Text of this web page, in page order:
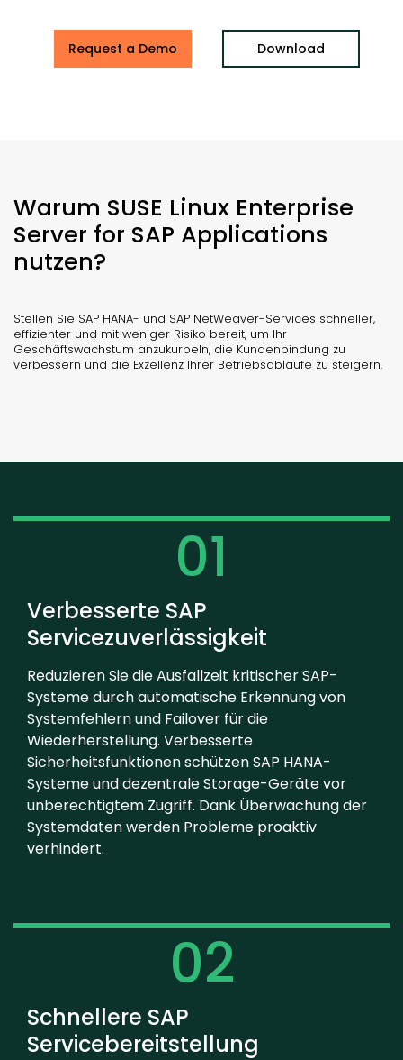
Request a Demo Download
Warum SUSE Linux Enterprise
Server for SAP Applications
nutzen?
Stellen Sie SAP HANA- und SAP NetWeaver-Services schneller,
effizienter und mit weniger Risiko bereit, um Ihr
Geschäftswachstum anzukurbeln, die Kundenbindung zu
verbessern und die Exzellenz Ihrer Betriebsabläufe zu steigern.
01
Verbesserte SAP
Servicezuverlässigkeit
Reduzieren Sie die Ausfallzeit kritischer SAP-
Systeme durch automatische Erkennung von
Systemfehlern und Failover für die
Wiederherstellung. Verbesserte
Sicherheitsfunktionen schützen SAP HANA-
Systeme und dezentrale Storage-Geräte vor
unberechtigtem Zugriff. Dank Überwachung der
Systemdaten werden Probleme proaktiv
verhindert.
02
Schnellere SAP
Servicebereitstellung